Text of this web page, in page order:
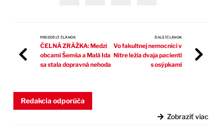
PREDOŠLÝ ČLÁNOK
ČELNÁ ZRÁŽKA: Medzi
obcami Šemša a Malá Ida
sa stala dopravná nehoda
ĎALŠÍ ČLÁNOK
Vo fakultnej nemocnici v
Nitre ležia dvaja pacienti
s osýpkami
Redakcia odporúča
Zobraziť viac